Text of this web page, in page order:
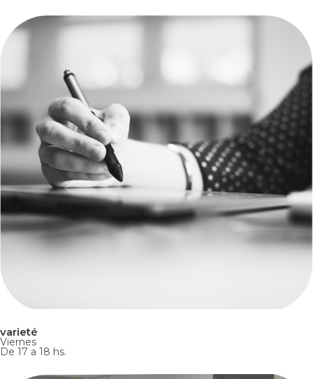
varieté
Viernes
De 17 a 18 hs.